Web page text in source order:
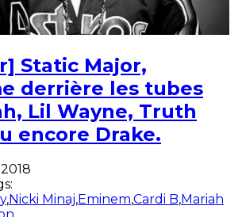
Static Major,
derrière les tubes
Lil Wayne, Truth
encore Drake.
,Nicki Minaj,Eminem,Cardi B,Mariah